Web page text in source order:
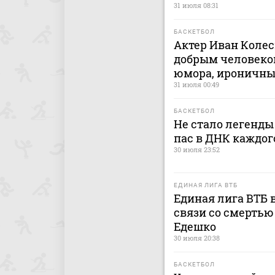
31 июля 08:31
БАСКЕТБОЛ
Актер Иван
добрым
юмора,
31 июля 00:49
БАСКЕТБОЛ
Не стало
пас в ДНК
30 июля 23:52
ЕДИНАЯ ЛИГА ВТБ
Единая лига ВТБ
связи со
Едешко
30 июля 20:38
БАСКЕТБОЛ